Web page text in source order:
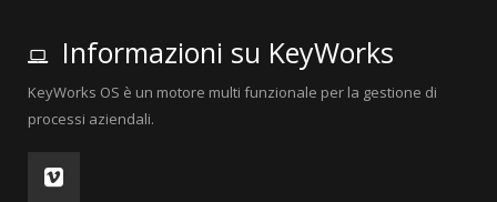
Informazioni su KeyWorks
KeyWorks OS è un motore multi funzionale per la gestione di
processi aziendali.